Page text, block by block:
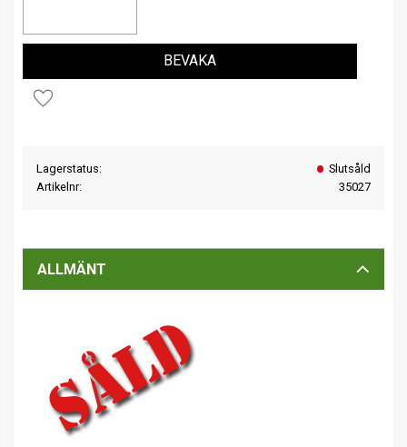
Lägg till i favoriter
BEVAKA
Lagerstatus
Slutsåld
Artikelnr
35027
ALLMÄNT